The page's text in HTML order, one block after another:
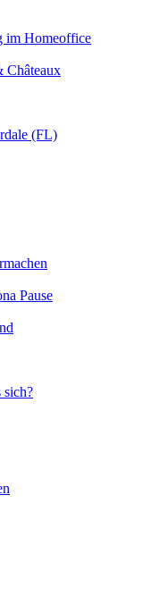
im Homeoffice
Châteaux
(FL)
Pause
sich?